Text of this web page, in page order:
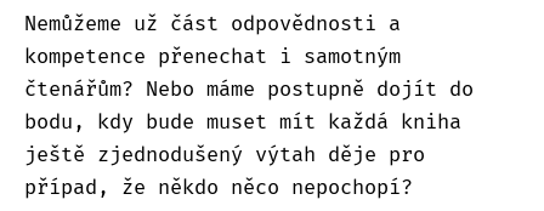
Nemůžeme už část odpovědnosti a
kompetence přenechat i samotným
čtenářům? Nebo máme postupně dojít do
bodu, kdy bude muset mít každá kniha
ještě zjednodušený výtah děje pro
případ, že někdo něco nepochopí?